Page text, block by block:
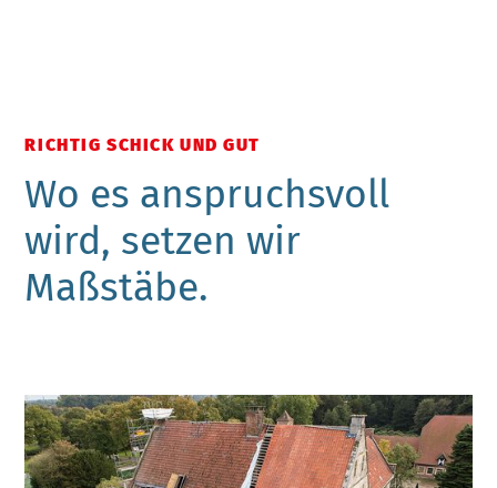
RICHTIG SCHICK UND GUT
Wo es anspruchsvoll
wird, setzen wir
Maßstäbe.